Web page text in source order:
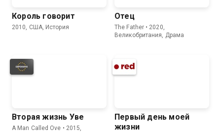
Король говорит
2010, США, История
Отец
The Father • 2020,
Великобритания, Драма
Вторая жизнь Уве
A Man Called Ove • 2015,
Первый день моей
жизни